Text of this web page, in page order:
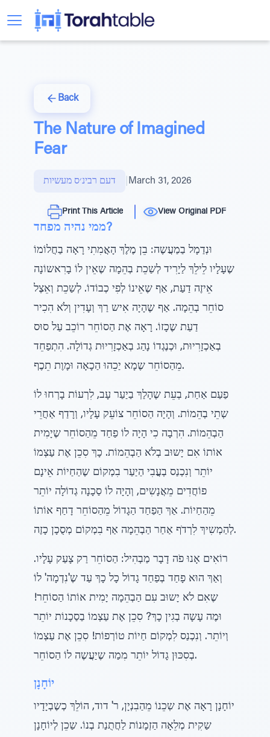
Back
The Nature of Imagined
Fear
דעם רבינ׳ס מעשיות March 31, 2026
Print This Article View Original PDF
ממי נהיה מפחד?
וּנְדַמָל בַמַעֲשֶה: בֵן מֶלֶךְ הָאֲמִתִי רָאָה בַחֲלוֹמוֹ
שֶעָלָיו לֵילֵךְ לַיָרִיד לְשַכֵת בְהֵמָה שֶאֵין לוֹ בָרִאשוֹנָה
אֵיזֶה דַעַת, אַף שֶאֵינוֹ לְפִי כְבוֹדוֹ. לְשַכֵת וְאֵצֶל
סוֹחֵר בְהֵמָה. אַף שֶהָיָה אִיש רַךְ וְעָדִין וְלֹא הִכִיר
דַעַת שֶכָזוֹ. רָאָה אֶת הַסוֹחֵר רוֹכֵב עַל סוּס
בְאַכְזָרִיוּת, וּכְנֶגְדוֹ נָהַג בְאַכְזָרִיוּת גְדוֹלָה. הִתְפַחֵד
מֵהַסוֹחֵר שֶמָא יַכֵהוּ הַכָאָה וּמָוֶת תֵכֶף.
פַעַם אַחַת, בְעֵת שֶהָלַךְ בַיַעַר עָב, לִרְעוֹת בָרְחוּ לוֹ
שְתֵי בְהֵמוֹת. וְהָיָה הַסוֹחֵר צוֹעֵק עָלָיו, וְרָדַף אַחֲרֵי
הַבְהֵמוֹת. הִרְבָה כִי הָיָה לוֹ פַחַד מֵהַסוֹחֵר שֶיָמִית
אוֹתוֹ אִם יָשוּב בְלֹא הַבְהֵמוֹת. כָךְ סִכֵן אֶת עַצְמוֹ
יוֹתֵר וְנִכְנַס בְעֳבִי הַיַעַר בִמְקוֹם שֶהַחַיוֹת אֵינָם
פוֹחֲדִים מֵאֲנָשִים, וְהָיָה לוֹ סַכָנָה גְדוֹלָה יוֹתֵר
מֵהַחַיוֹת. אַךְ הַפַחַד הַגָדוֹל מֵהַסוֹחֵר דָחַף אוֹתוֹ
לְהַמְשִיךְ לִרְדֹף אַחַר הַבְהֵמָה אַף בִמְקוֹם מְסֻכָן כָזֶה.
רוֹאִים אָנוּ פֹה דָבָר מַבְהִיל: הַסוֹחֵר רַק צָעַק עָלָיו.
וְאַךְ הוּא פָחַד בְפַחַד גָדוֹל כָל כָךְ עַד שֶ'נִדְמָה' לוֹ
שֶאִם לֹא יָשוּב עִם הַבְהֵמָה יָמִית אוֹתוֹ הַסוֹחֵר!
וּמֶה עָשָה בְגִין כָךְ? סִכֵן אֶת עַצְמוֹ בַסַכָנוֹת יוֹתֵר
וְיוֹתֵר. וְנִכְנַס לִמְקוֹם חַיוֹת טוֹרְפוֹת! סִכֵן אֶת עַצְמוֹ
בְסִכּוּן גָדוֹל יוֹתֵר מִמַה שֶיַעֲשֶה לוֹ הַסוֹחֵר.
יוֹחָנָן
יוֹחָנָן רָאָה אֶת שְכֵנוֹ מֵהַבִנְיָן, ר' דוד, הוֹלֵךְ כְשֶבְיָדָיו
שַקִית מְלֵאָה הַזְמָנוֹת לַחֲתֻנַת בְנוֹ. שַכֵן לְיוֹחָנָן